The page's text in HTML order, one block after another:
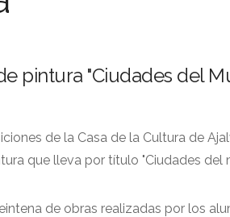
pintura "Ciudades del
de la Casa de la Cultura de
que lleva por título "Ciudades del
de obras realizadas por los